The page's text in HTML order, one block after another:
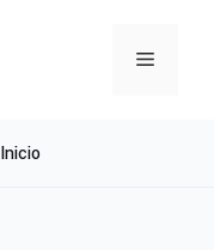
Menu
Inicio